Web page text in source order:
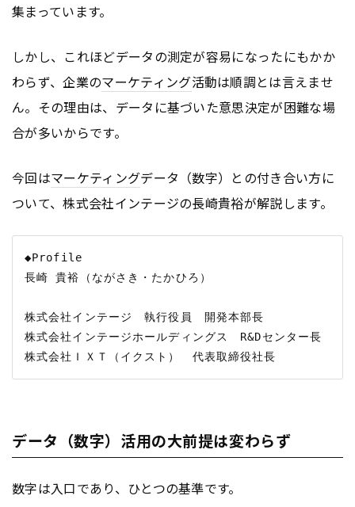
集まっています。
しかし、これほどデータの測定が容易になったにもかか
わらず、企業のマーケティング活動は順調とは言えませ
ん。その理由は、データに基づいた意思決定が困難な場
合が多いからです。
今回はマーケティングデータ（数字）との付き合い方に
ついて、株式会社インテージの長崎貴裕が解説します。
◆Profile
長崎 貴裕（ながさき・たかひろ）
株式会社インテージ　執行役員　開発本部長
株式会社インテージホールディングス　R&Dセンター長
データ（数字）活用の大前提は変わらず
数字は入口であり、ひとつの基準です。